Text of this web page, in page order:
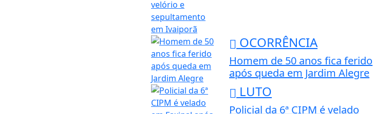
OCORRÊNCIA
Homem de 50 anos fica ferido
após queda em Jardim Alegre
LUTO
Policial da 6ª CIPM é velado